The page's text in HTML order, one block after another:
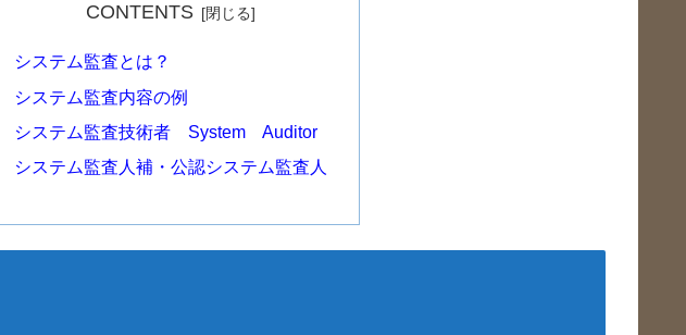
CONTENTS
システム監査とは？
システム監査内容の例
システム監査技術者 System Auditor
システム監査人補・公認システム監査人